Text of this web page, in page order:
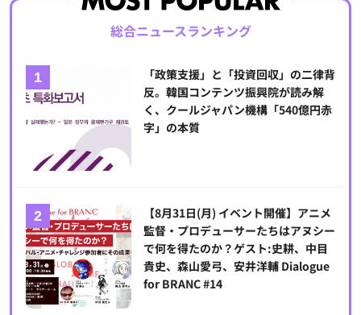
総合ニュースランキング
「政策支援」と「投資回収」の二律背
反。韓国コンテンツ振興院が読み解
く、クールジャパン機構「540億円赤
字」の本質
【8月31日(月) イベント開催】アニメ
監督・プロデューサーたちはアヌシー
で何を得たのか？ゲスト:史耕、中目
貴史、森山愛弓、安井洋輔 Dialogue
for BRANC #14